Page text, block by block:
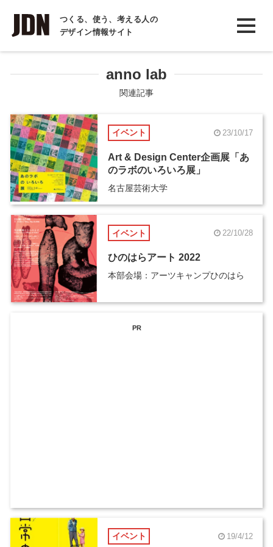
つくる、使う、考える人の
デザイン情報サイト
INTERVIEW
インタビュー
COLUMN
コラム
anno lab
関連記事
イベント 23/10/17
Art & Design Center企画展「あ
のラボのいろいろ展」
名古屋芸術大学
イベント 22/10/28
ひのはらアート 2022
本部会場：アーツキャンプひのはら
PR
イベント 19/4/12